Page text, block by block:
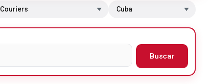
a sección Cambiar de país
Buscar